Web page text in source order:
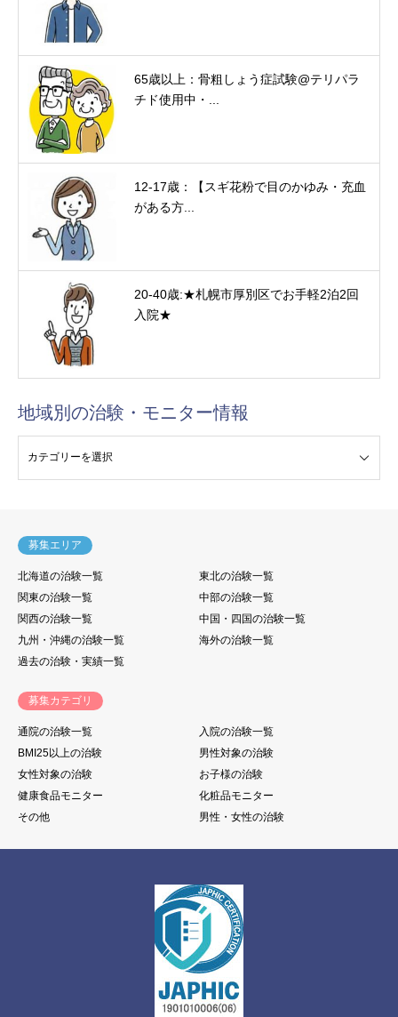
65歳以上：骨粗しょう症試験@テリパラ
チド使用中・...
12-17歳：【スギ花粉で目のかゆみ・充血
がある方...
20-40歳:★札幌市厚別区でお手軽2泊2回
入院★
地域別の治験・モニター情報
募集エリア
北海道の治験一覧
東北の治験一覧
関東の治験一覧
中部の治験一覧
関西の治験一覧
中国・四国の治験一覧
九州・沖縄の治験一覧
海外の治験一覧
過去の治験・実績一覧
募集カテゴリ
通院の治験一覧
入院の治験一覧
BMI25以上の治験
男性対象の治験
女性対象の治験
お子様の治験
健康食品モニター
化粧品モニター
その他
男性・女性の治験